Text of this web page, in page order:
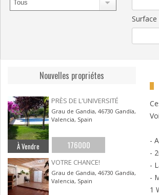
Surface
-
-
-
-
1
Nouvelles propriétes
PRÈS DE L'UNIVERSITÉ
Grau de Gandia, 46730 Gandía,
Valencia, Spain
À Vendre 176000
VOTRE CHANCE!
Grau de Gandia, 46730 Gandía,
Valencia, Spain